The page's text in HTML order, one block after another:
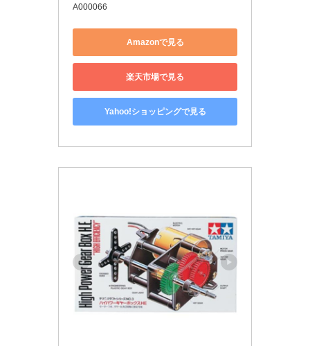
A000066
Amazonで見る
楽天市場で見る
Yahoo!ショッピングで見る